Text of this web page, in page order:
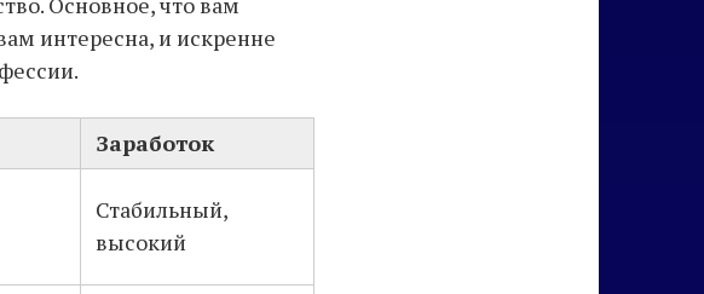
интересна, и искренне
Заработок
Стабильный,
высокий